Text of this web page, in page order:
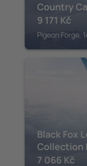
Country
9 171 Kč
Pigeon Forge,
Black Fox
Collection
7 066 Kč